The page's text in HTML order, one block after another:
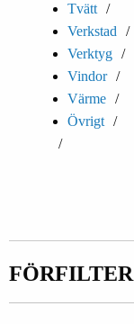
Tvätt
Verkstad
Verktyg
Vindor
Värme
Övrigt
FÖRFILTER